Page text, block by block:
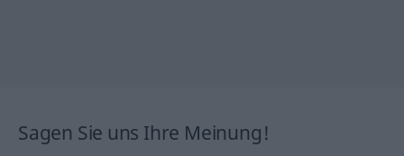
Sagen Sie uns Ihre Meinung!